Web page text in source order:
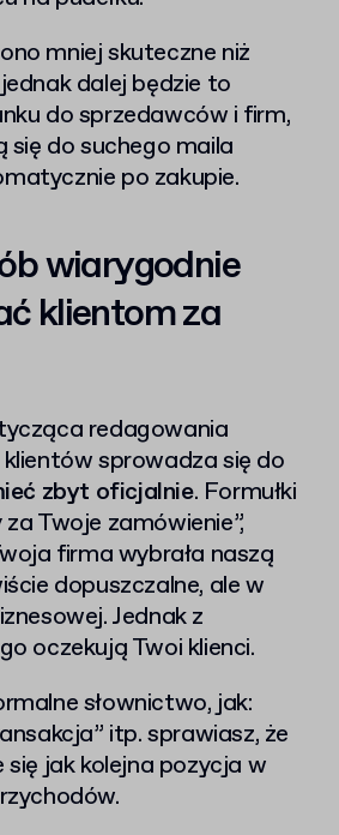
mniej skuteczne niż
dalej będzie to
do sprzedawców i firm,
do suchego maila
po zakupie.
wiarygodnie
klientom za
redagowania
sprowadza się do
zbyt oficjalnie. Formułki
Twoje zamówienie”,
firma wybrała naszą
dopuszczalne, ale w
Jednak z
oczekują Twoi klienci.
słownictwo, jak:
itp. sprawiasz, że
jak kolejna pozycja w